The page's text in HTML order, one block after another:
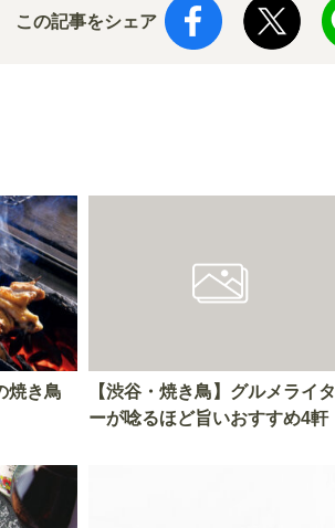
この記事をシェア
焼き鳥
【渋谷・焼き鳥】グルメライタ
ーが唸るほど旨いおすすめ4軒